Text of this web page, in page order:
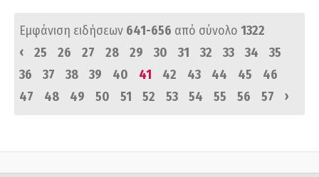
Εμφάνιση ειδήσεων 641-656 από σύνολο 1322
‹
25 26 27 28 29 30 31 32 33 34
35
36
37 38 39 40 41 42 43 44 45
46
47
48 49 50 51 52 53 54 55 56 57 ›